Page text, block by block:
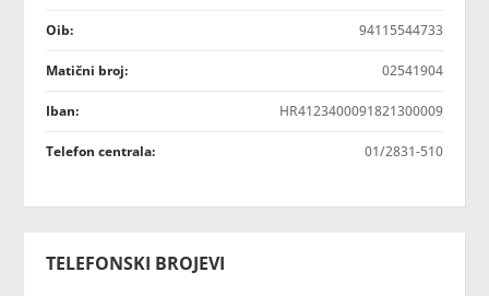
Oib: 94115544733
Matični broj: 02541904
Iban: HR4123400091821300009
Telefon centrala: 01/2831-510
TELEFONSKI BROJEVI